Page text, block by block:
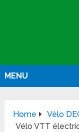
MENU
Home
Vélo
Vélo VTT